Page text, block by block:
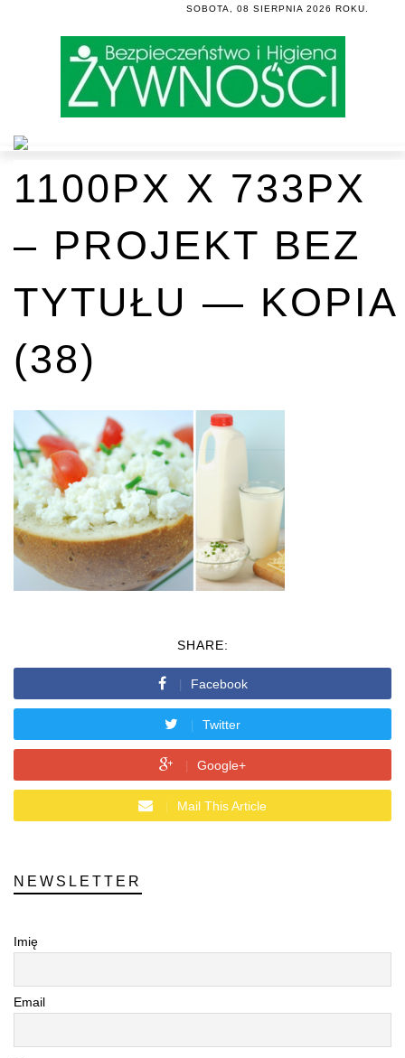
SOBOTA, 08 SIERPNIA 2026 ROKU.
1100PX X 733PX
– PROJEKT BEZ
TYTUŁU — KOPIA
(38)
SHARE:
Facebook
Twitter
Google+
Mail This Article
NEWSLETTER
Imię
Email